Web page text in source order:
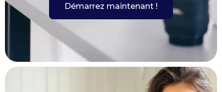
Démarrez maintenant !